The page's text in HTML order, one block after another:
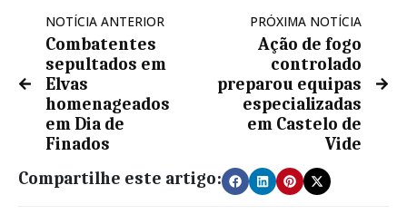
NOTÍCIA ANTERIOR
Combatentes
sepultados em
Elvas
homenageados
em Dia de
Finados
PRÓXIMA NOTÍCIA
Ação de fogo
controlado
preparou equipas
especializadas
em Castelo de
Vide
Compartilhe este artigo: